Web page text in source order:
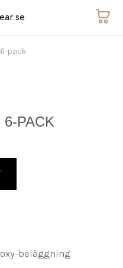
pack
PACK
beläggning